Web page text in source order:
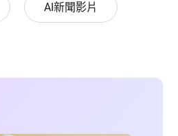
AI新聞影片